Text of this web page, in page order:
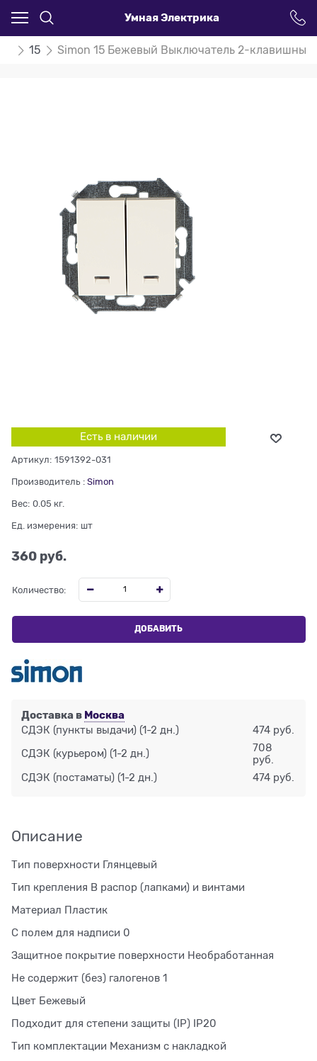
Умная Электрика
15 Simon 15 Бежевый Выключатель 2-клавишный
Есть в наличии
Артикул: 1591392-031
Производитель : Simon
Вес: 0.05 кг.
Ед. измерения: шт
360 руб.
Количество:
ДОБАВИТЬ
Доставка в Москва
СДЭК (пункты выдачи) (1-2 дн.) 474 руб.
СДЭК (курьером) (1-2 дн.)
708
руб.
СДЭК (постаматы) (1-2 дн.) 474 руб.
Описание
Тип поверхности Глянцевый
Тип крепления В распор (лапками) и винтами
Материал Пластик
С полем для надписи 0
Защитное покрытие поверхности Необработанная
Не содержит (без) галогенов 1
Цвет Бежевый
Подходит для степени защиты (IP) IP20
Тип комплектации Механизм с накладкой